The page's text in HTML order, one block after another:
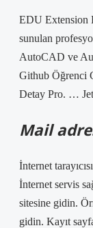
EDU Extension
sunulan
AutoCAD ve
Github Öğrenci
Detay Pro. …
Mail
İnternet
İnternet servis
sitesine gidin.
gidin. Kayıt